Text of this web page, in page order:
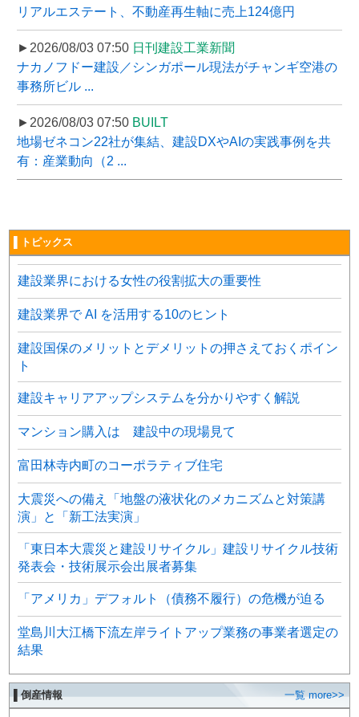
リアルエステート、不動産再生軸に売上124億円
►2026/08/03 07:50 日刊建設工業新聞
ナカノフドー建設／シンガポール現法がチャンギ空港の
事務所ビル ...
►2026/08/03 07:50 BUILT
地場ゼネコン22社が集結、建設DXやAIの実践事例を共
有：産業動向（2 ...
▌トピックス
建設業界における女性の役割拡大の重要性
建設業界で AI を活用する10のヒント
建設国保のメリットとデメリットの押さえておくポイン
ト
建設キャリアアップシステムを分かりやすく解説
マンション購入は 建設中の現場見て
富田林寺内町のコーポラティブ住宅
大震災への備え「地盤の液状化のメカニズムと対策講
演」と「新工法実演」
「東日本大震災と建設リサイクル」建設リサイクル技術
発表会・技術展示会出展者募集
「アメリカ」デフォルト（債務不履行）の危機が迫る
堂島川大江橋下流左岸ライトアップ業務の事業者選定の
結果
▌倒産情報 一覧 more>>